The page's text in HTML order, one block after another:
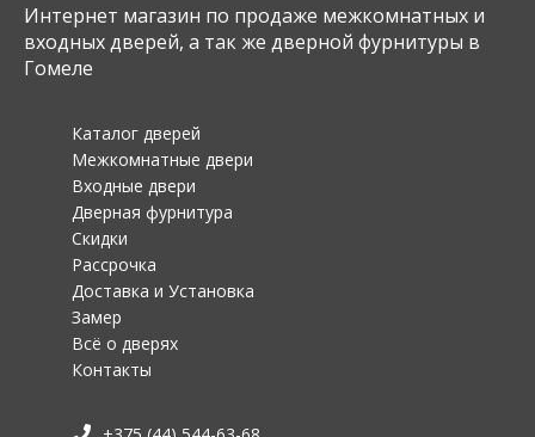
Интернет магазин по продаже межкомнатных и
входных дверей, а так же дверной фурнитуры в
Гомеле
Каталог дверей
Межкомнатные двери
Входные двери
Дверная фурнитура
Скидки
Рассрочка
Доставка и Установка
Замер
Всё о дверях
Контакты